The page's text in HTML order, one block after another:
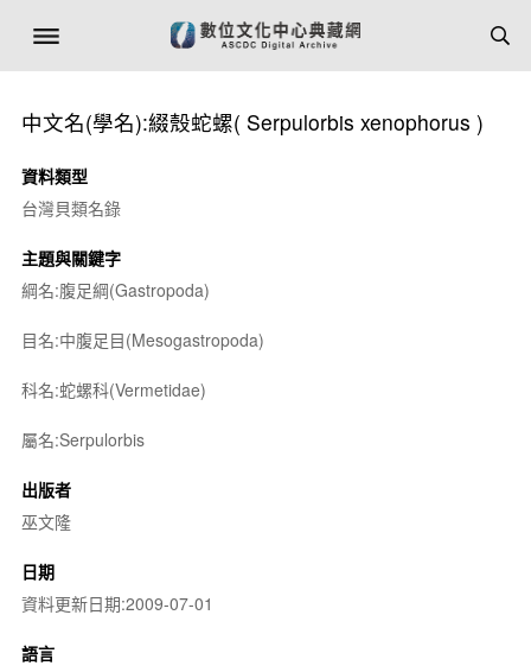
中文名(學名):綴殼蛇螺( Serpulorbis xenophorus )
資料類型
台灣貝類名錄
主題與關鍵字
綱名:腹足綱(Gastropoda)
目名:中腹足目(Mesogastropoda)
科名:蛇螺科(Vermetidae)
屬名:Serpulorbis
出版者
巫文隆
日期
資料更新日期:2009-07-01
語言